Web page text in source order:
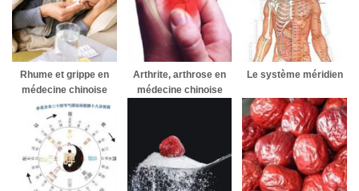
Rhume et grippe en
médecine chinoise
Arthrite, arthrose en
médecine chinoise
Le système méridien